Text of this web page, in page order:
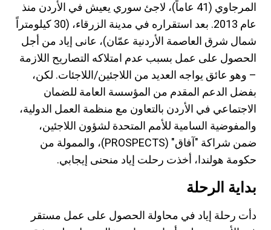
المرجاوي (41 عاماً)، لاجئ سوري يعيش في الأردن منذ
عام 2013. بعد استقراره في مدينة الزرقاء، (30 كيلومتراً
شمال شرق العاصمة الأردنية عمّان)، عانى إياد من أجل
الحصول على عمل بسبب عدم امتلاكه التصاريح اللازمة
– وهو عائق يواجه العديد من اللاجئين/اللاجئات. لكن،
بفضل الدعم المقدم من المؤسسة العامة للضمان
الاجتماعي في الأردن بالتعاون مع منظمة العمل الدولية،
والمفوضية السامية للأمم المتحدة لشؤون اللاجئين،
ضمن شراكة "آفاق" (PROSPECTS)، والممولة من
حكومة هولندا، أخذت رحلت إياد منحنى إيجابي.
بداية الرحلة
دأت رحلة إياد في محاولة الحصول على عمل مستقر